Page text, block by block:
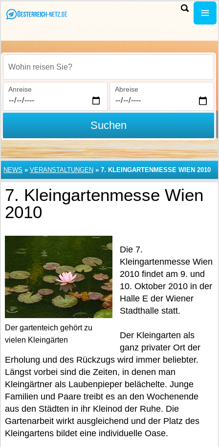
Wohin reisen Sie?
Anreise Abreise
Suchen
NEWS » VERANSTALTUNGEN » 7. KLEINGARTENMESSE WIEN 2010
7. Kleingartenmesse Wien
2010
Der gartenteich gehört zu
vielen Kleingärten
Die 7.
Kleingartenmesse Wien
2010 findet am 9. und
10. Oktober 2010 in der
Halle E der Wiener
Stadthalle statt.
Der Kleingarten als
ganz privater Ort der
Erholung und des Rückzugs wird immer beliebter.
Längst vorbei sind die Zeiten, in denen man
Kleingärtner als Laubenpieper belächelte. Junge
Familien und Paare treibt es an den Wochenende
aus den Städten in ihr Kleinod der Ruhe. Die
Gartenarbeit wirkt ausgleichend und der Platz des
Kleingartens bildet eine individuelle Oase.